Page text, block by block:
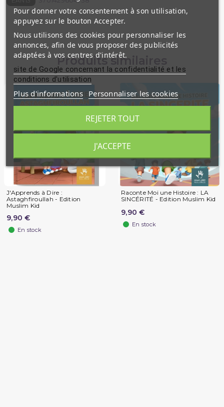
Produits similaires
J'Apprends à Dire :
Astaghfiroullah - Edition
Muslim Kid
9,90 €
En stock
Raconte Moi une Histoire : LA
SINCÉRITÉ - Edition Muslim Kid
9,90 €
En stock
Pour donner votre consentement à son utilisation,
appuyez sur le bouton Accepter.
Nous utilisons des cookies pour personnaliser les
annonces, afin de vous proposer des publicités
adaptées à vos centres d'intérêt.
site de Google concernant la confidentialité et les
conditions d'utilisation
Plus d'informations Personnaliser les cookies
REJETER TOUT
J'ACCEPTE